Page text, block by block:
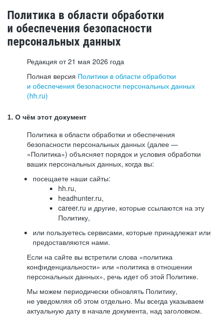
Политика в области обработки
и обеспечения безопасности
персональных данных
Редакция от 21 мая 2026 года
Полная версия Политики в области обработки
и обеспечения безопасности персональных данных
(hh.ru)
1. О чём этот документ
Политика в области обработки и обеспечения
безопасности персональных данных (далее —
«Политика») объясняет порядок и условия обработки
ваших персональных данных, когда вы:
посещаете наши сайты:
hh.ru,
headhunter.ru,
career.ru и другие, которые ссылаются на эту
Политику,
или пользуетесь сервисами, которые принадлежат или
предоставляются нами.
Если на сайте вы встретили слова «политика
конфиденциальности» или «политика в отношении
персональных данных», речь идет об этой Политике.
Мы можем периодически обновлять Политику,
не уведомляя об этом отдельно. Мы всегда указываем
актуальную дату в начале документа, над заголовком.